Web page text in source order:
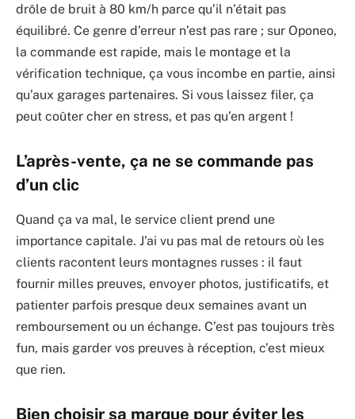
drôle de bruit à 80 km/h parce qu’il n’était pas
équilibré. Ce genre d’erreur n’est pas rare ; sur Oponeo,
la commande est rapide, mais le montage et la
vérification technique, ça vous incombe en partie, ainsi
qu’aux garages partenaires. Si vous laissez filer, ça
peut coûter cher en stress, et pas qu’en argent !
L’après-vente, ça ne se commande pas
d’un clic
Quand ça va mal, le service client prend une
importance capitale. J’ai vu pas mal de retours où les
clients racontent leurs montagnes russes : il faut
fournir milles preuves, envoyer photos, justificatifs, et
patienter parfois presque deux semaines avant un
remboursement ou un échange. C’est pas toujours très
fun, mais garder vos preuves à réception, c’est mieux
que rien.
Bien choisir sa marque pour éviter les